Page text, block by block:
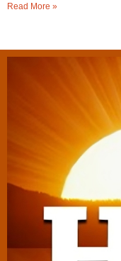
Read More »